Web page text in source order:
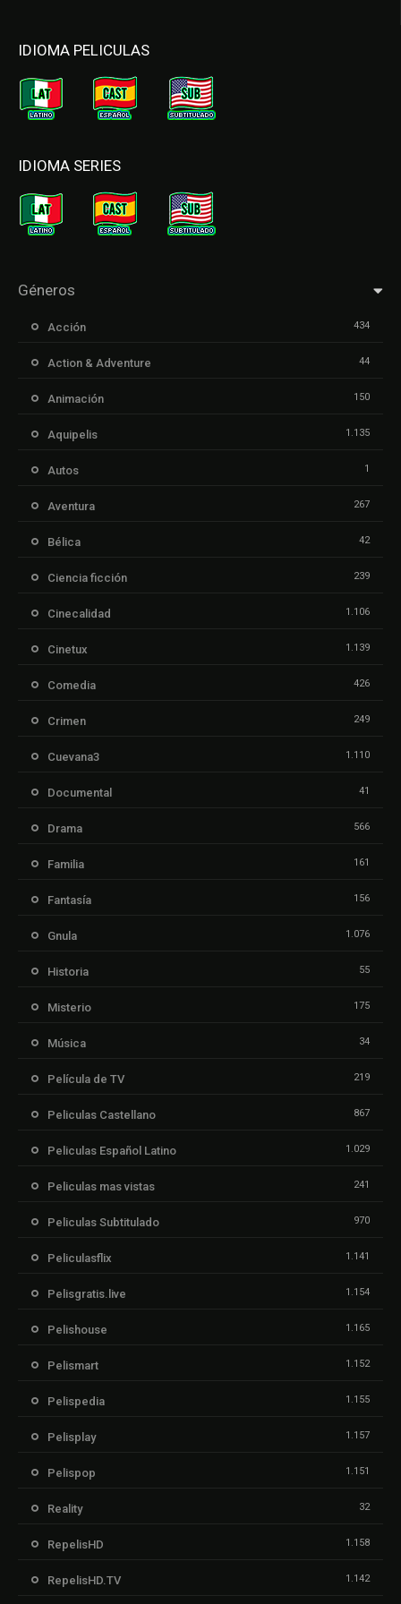
IDIOMA PELICULAS
IDIOMA SERIES
Géneros
Acción 434
Action & Adventure 44
Animación 150
Aquipelis 1.135
Autos 1
Aventura 267
Bélica 42
Ciencia ficción 239
Cinecalidad 1.106
Cinetux 1.139
Comedia 426
Crimen 249
Cuevana3 1.110
Documental 41
Drama 566
Familia 161
Fantasía 156
Gnula 1.076
Historia 55
Misterio 175
Música 34
Película de TV 219
Peliculas Castellano 867
Peliculas Español Latino 1.029
Peliculas mas vistas 241
Peliculas Subtitulado 970
Peliculasflix 1.141
Pelisgratis.live 1.154
Pelishouse 1.165
Pelismart 1.152
Pelispedia 1.155
Pelisplay 1.157
Pelispop 1.151
Reality 32
RepelisHD 1.158
RepelisHD.TV 1.142